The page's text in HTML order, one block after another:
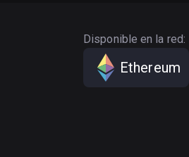
Disponible en la red:
Ethereum